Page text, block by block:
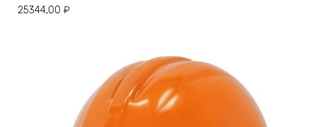
25344,00 ₽